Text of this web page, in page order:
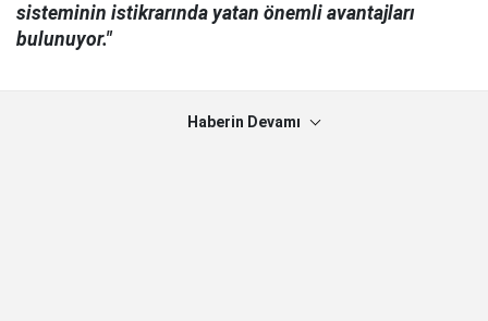
sisteminin istikrarında yatan önemli avantajları
bulunuyor."
Haberin Devamı